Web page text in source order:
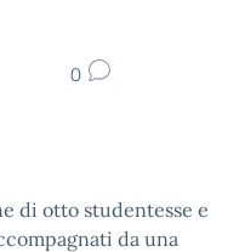
0
di otto studentesse e
da una